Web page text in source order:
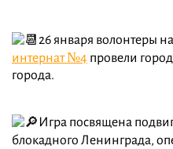
26 января волонтеры
интернат №4 провели
города.
Игра посвящена
блокадного Ленинграда,